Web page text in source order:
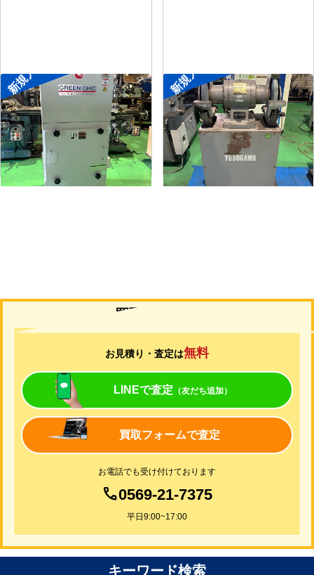
新規入荷
集塵機
メーカー
形 式RD100-1-1.5M
年
新規入荷
両頭グラインダー
メーカー 淀川電機
形 FG-255T
年
買取について
お見積り・査定は無料
LINEで査定 （友だち追加）
買取フォームで査定
お電話でも受け付けております
0569-21-7375
平日9:00~17:00
キーワード検索